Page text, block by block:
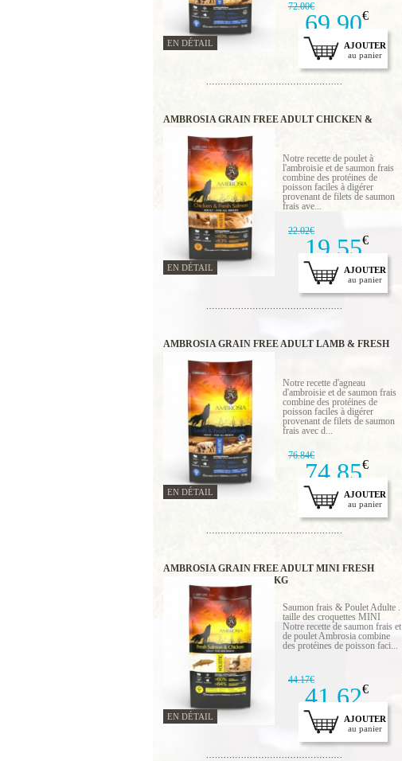
72.00€
69.90€
AJOUTER
au panier
EN DÉTAIL
AMBROSIA GRAIN FREE ADULT CHICKEN &
Notre recette de poulet à
l'ambroisie et de saumon frais
combine des protéines de
poisson faciles à digérer
provenant de filets de saumon
frais ave...
22.02€
19.55€
AJOUTER
au panier
EN DÉTAIL
AMBROSIA GRAIN FREE ADULT LAMB & FRESH
Notre recette d'agneau
d'ambroisie et de saumon frais
combine des protéines de
poisson faciles à digérer
provenant de filets de saumon
frais avec d...
76.84€
74.85€
AJOUTER
au panier
EN DÉTAIL
AMBROSIA GRAIN FREE ADULT MINI FRESH
SALMON & CHICKEN 6 KG
Saumon frais & Poulet Adulte .
taille des croquettes MINI
Notre recette de saumon frais et
de poulet Ambrosia combine
des protéines de poisson faci...
44.17€
41.62€
AJOUTER
au panier
EN DÉTAIL